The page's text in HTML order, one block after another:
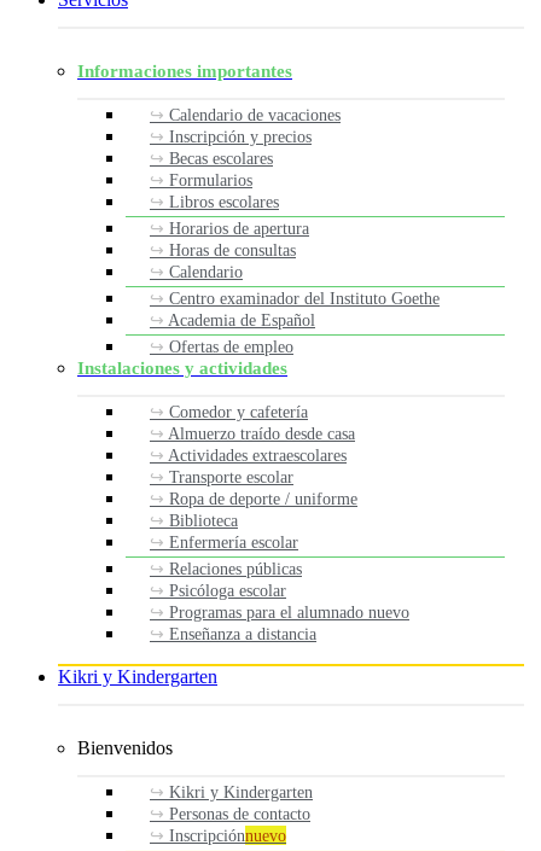
Informaciones importantes
Calendario de vacaciones
Inscripción y precios
Becas escolares
Formularios
Libros escolares
Horarios de apertura
Horas de consultas
Calendario
Centro examinador del Instituto Goethe
Academia de Español
Ofertas de empleo
Instalaciones y actividades
Comedor y cafetería
Almuerzo traído desde casa
Actividades extraescolares
Transporte escolar
Ropa de deporte / uniforme
Biblioteca
Enfermería escolar
Relaciones públicas
Psicóloga escolar
Programas para el alumnado nuevo
Enseñanza a distancia
Kikri y Kindergarten
Bienvenidos
Kikri y Kindergarten
Personas de contacto
Inscripciónnuevo